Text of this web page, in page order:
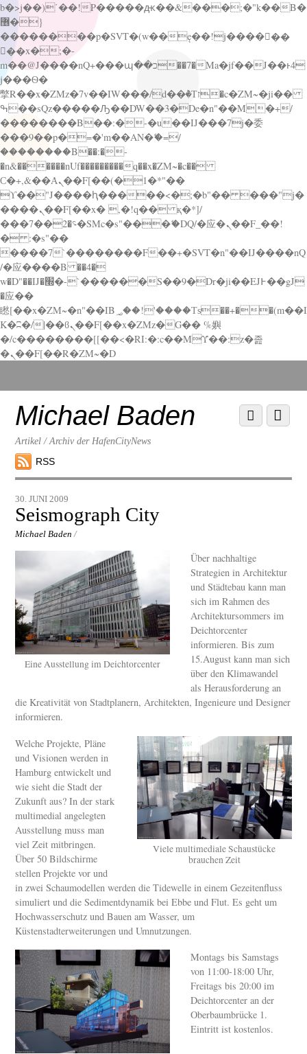
b�>j��)΄��!P�����ԫ��&���;�"k��B�
޶�}
��������p�SVT�(w��ę��!j������
��x�;�-
m��@J����nQ+���պ��כ��7�Ma�jf��J��ͱ4
j���Ѳ�
撆R��x�ZMz�7v��IW���/d��ٞ�Тז�c�ZM~�ji��
ߒ��sQz�����Ԡ��DW��3�De�n"��M�+/
��������B��:�-�u��IJ���7j�委
���9��p�=�'m��AN�ޭ�=/
��������B��:�-
�n&������nUf���������q��x�ZM~�c��
Ϲ�+,&��Ὰܢ��F[��(�1�*"��
ϒ��"J����ԧ�����<�;�b"�� ���"j�
����ܢ��F[��x� ,�!q�� қ�*]/
���؝�2��7�SMc�s"���ޭ�DQ/�应�ܢ��F_��!
� :�s"��
����7`��������F��+�SVT�n"��IJ����nQ
/�应����B ��4�
w�D"��IJ�׭�-`������S��9�Dr�ji��EJ߅��gJ
�应��
矁[��x�ZM~�n"��IB؃��!'����Тѕ��+��(m��I
K�ʭ�/|��ϐܢ��F[��x�ZMz�G�� %嬩
�/c��������[[��<�RI:�:c��MΎ��:z�졾
�ܢ��F[��R�ZM~�D
down
contentMichael Baden
Artikel / Archiv der HafenCityNews
RSS
Menu
Scroll
down
30. JUNI 2009
Seismograph City
Michael Baden /
Eine Ausstellung im Deichtorcenter
Über nachhaltige
Strategien in Architektur
und Städtebau kann man
sich im Rahmen des
Architektursommers im
Deichtorcenter
informieren. Bis zum
15.August kann man sich
über den Klimawandel
als Herausforderung an
die Kreativität von Stadtplanern, Architekten, Ingenieure und Designer
informieren.
Viele multimediale Schaustücke
brauchen Zeit
Welche Projekte, Pläne
und Visionen werden in
Hamburg entwickelt und
wie sieht die Stadt der
Zukunft aus? In der stark
multimedial angelegten
Ausstellung muss man
viel Zeit mitbringen.
Über 50 Bildschirme
stellen Projekte vor und
in zwei Schaumodellen werden die Tidewelle in einem Gezeitenfluss
simuliert und die Sedimentdynamik bei Ebbe und Flut. Es geht um
Hochwasserschutz und Bauen am Wasser, um
Küstenstadterweiterungen und Umnutzungen.
Montags bis Samstags
von 11:00-18:00 Uhr,
Freitags bis 20:00 im
Deichtorcenter an der
Oberbaumbrücke 1.
Eintritt ist kostenlos.